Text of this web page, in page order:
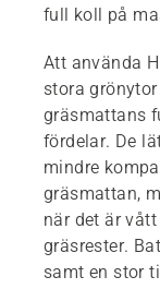
full koll på
Att använda
stora
gräsmattans
fördelar. De
mindre
gräsmattan,
när det är
gräsrester.
samt en stor